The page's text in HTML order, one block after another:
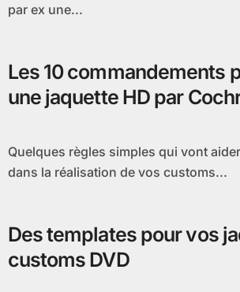
par ex une...
Les 10 commandements
une jaquette HD par
Quelques règles simples qui vont aideront, je l’espère,
dans la réalisation de vos customs...
Des templates pour vos
customs DVD